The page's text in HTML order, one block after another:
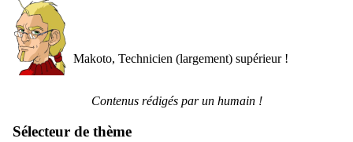
Makoto, Technicien (largement) supérieur !
Contenus rédigés par un humain !
Sélecteur de thème